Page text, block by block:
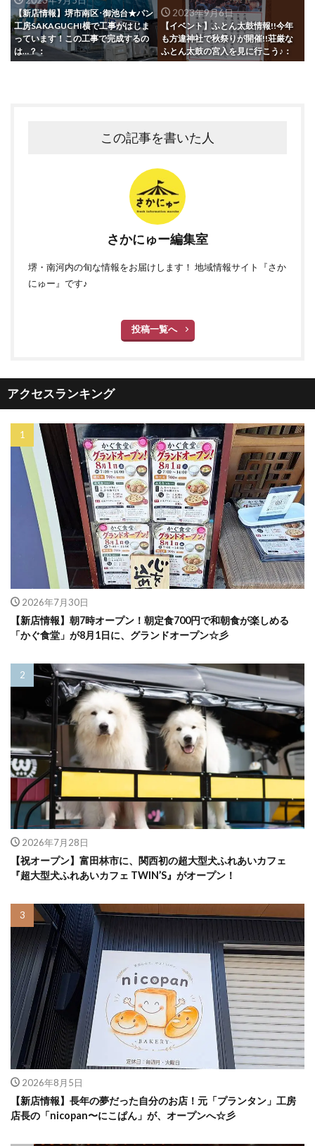
【新店情報】堺市南区･御池台★パン
工房SAKAGUCHI横で工事がはじま
っています！この工事で完成するの
は…？：
2023年9月6日
【イベント】ふとん太鼓情報!!今年
も方違神社で秋祭りが開催!!荘厳な
ふとん太鼓の宮入を見に行こう♪：
この記事を書いた人
さかにゅー編集室
堺・南河内の旬な情報をお届けします！ 地域情報サイト『さか
にゅー』です♪
投稿一覧へ
アクセスランキング
2026年7月30日
【新店情報】朝7時オープン！朝定食700円で和朝食が楽しめる
「かぐ食堂」が8月1日に、グランドオープン☆彡
2026年7月28日
【祝オープン】富田林市に、関西初の超大型犬ふれあいカフェ
『超大型犬ふれあいカフェ TWIN’S』がオープン！
2026年8月5日
【新店情報】長年の夢だった自分のお店！元「プランタン」工房
店長の「nicopan〜にこぱん」が、オープンへ☆彡